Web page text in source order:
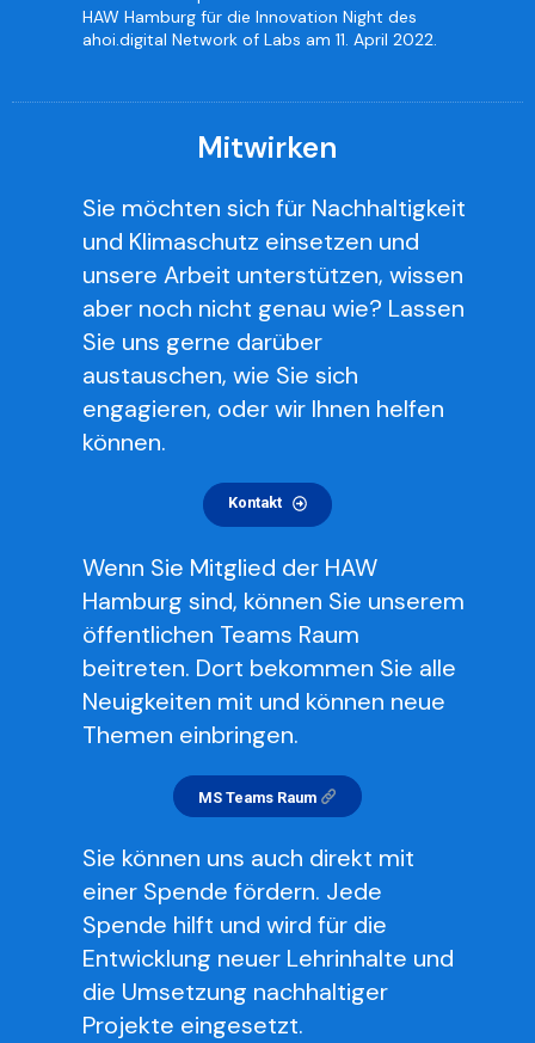
HAW Hamburg für die Innovation Night des
ahoi.digital Network of Labs am 11. April 2022.
Mitwirken
Sie möchten sich für Nachhaltigkeit
und Klimaschutz einsetzen und
unsere Arbeit unterstützen, wissen
aber noch nicht genau wie? Lassen
Sie uns gerne darüber
austauschen, wie Sie sich
engagieren, oder wir Ihnen helfen
können.
Kontakt
Wenn Sie Mitglied der HAW
Hamburg sind, können Sie unserem
öffentlichen Teams Raum
beitreten. Dort bekommen Sie alle
Neuigkeiten mit und können neue
Themen einbringen.
MS Teams Raum
Sie können uns auch direkt mit
einer Spende fördern. Jede
Spende hilft und wird für die
Entwicklung neuer Lehrinhalte und
die Umsetzung nachhaltiger
Projekte eingesetzt.